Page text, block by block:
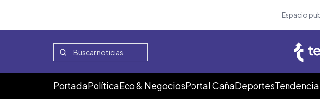
Espacio
PortadaPolíticaEco & NegociosPortal CañaDeportes